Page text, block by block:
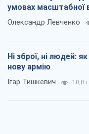
умовах масштабної
Олександр Левченко
Ні зброї, ні людей:
нову армію
Ігар Тишкевич 10,0 т.